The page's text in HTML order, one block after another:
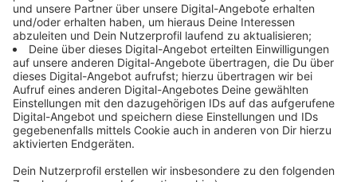
Obwohl der Bauhof frühzeitig Nachschub bestellt hat,
läuft die Beschaffung nicht rund. Benachbarte
Kommunen können diesmal nicht aushelfen, weil sie
mit ähnlichen Problemen zu kämpfen haben, sagt Bad
Münstereifel. Der Bauhof hofft, die bestellte
Salzlieferung kurzfristig zu erhalten. Bis dahin wird der
Winterdienst aber eingeschränkt sein.
jetzt nur noch sparsam Streusalz eingesetzt wird,